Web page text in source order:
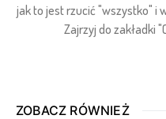
jak to jest rzucić "wszystko" i
Zajrzyj do zakładki
ZOBACZ RÓWNIEŻ